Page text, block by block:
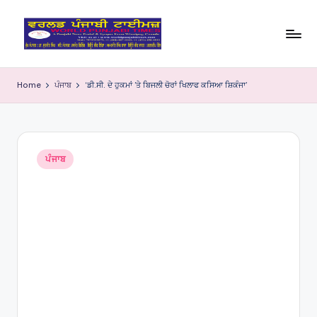
o
rl
d
Home ਪੰਜਾਬ ‘ਡੀ.ਸੀ. ਦੇ ਹੁਕਮਾਂ ’ਤੇ ਬਿਜਲੀ ਚੋਰਾਂ ਖਿਲਾਫ ਕਸਿਆ ਸ਼ਿਕੰਜਾ’
Posted
in
ਪੰਜਾਬ